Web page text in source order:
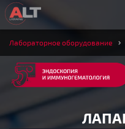
Лабораторное оборудование